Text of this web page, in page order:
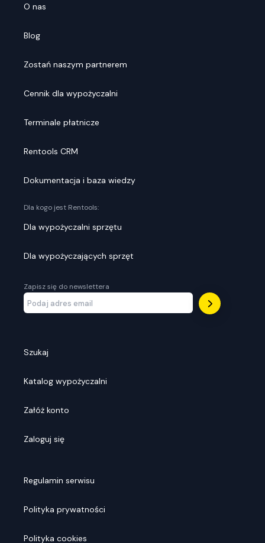
O nas
Blog
Zostań naszym partnerem
Cennik dla wypożyczalni
Terminale płatnicze
Rentools CRM
Dokumentacja i baza wiedzy
Dla kogo jest Rentools:
Dla wypożyczalni sprzętu
Dla wypożyczających sprzęt
Zapisz się do newslettera
Szukaj
Katalog wypożyczalni
Załóż konto
Zaloguj się
Regulamin serwisu
Polityka prywatności
Polityka cookies